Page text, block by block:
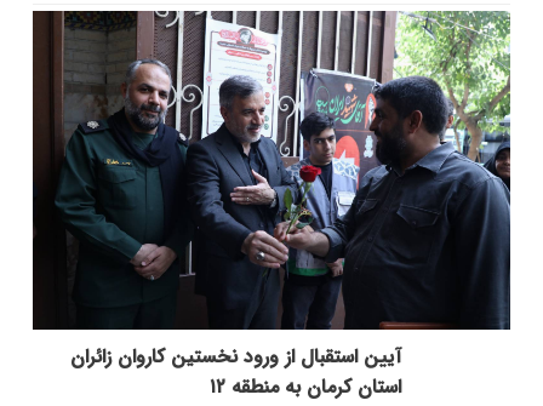
آیین استقبال از ورود نخستین کاروان زائران
استان کرمان به منطقه ۱۲